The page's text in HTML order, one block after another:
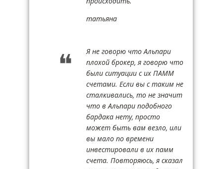
татьяна
Я не говорю что Альпари
плохой брокер, я говорю что
были ситуации с их ПАММ
счетами. Если вы с таким не
сталкивались, то не значит
что в Альпари подобного
бардака нету, просто
может быть вам везло, или
вы мало по времени
инвестировали в их памм
счета. Повторяюсь, я сказал